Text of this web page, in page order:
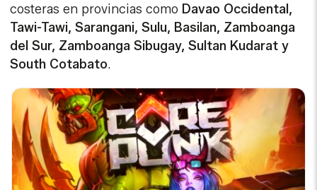
costeras en provincias como Davao Occidental,
Tawi-Tawi, Sarangani, Sulu, Basilan, Zamboanga
del Sur, Zamboanga Sibugay, Sultan Kudarat y
South Cotabato.